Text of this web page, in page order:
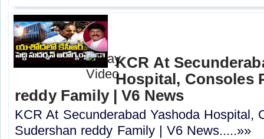
KCR At
Hospital, Consoles
reddy Family | V6 News
KCR At Secunderabad Yashoda Hospital,
Sudershan reddy Family | V6 News.....»»